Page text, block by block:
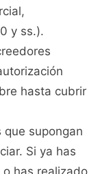
y ss.).
hasta cubrir
que supongan
Si ya has